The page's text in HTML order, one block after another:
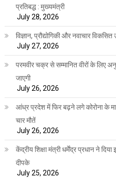
प्रतिबद्ध : मुख्यमंत्री
July 28, 2026
विज्ञान, प्रौद्योगिकी और नवाचार
July 27, 2026
परमवीर चक्र से सम्मानित वीरों के लिए
जाएगी
July 26, 2026
आंध्र प्रदेश में फिर बढ़ने लगे कोरोना के
चार मौतें
July 26, 2026
केंद्रीय शिक्षा मंत्री धर्मेंद्र प्रधान ने
दीपके
July 25, 2026